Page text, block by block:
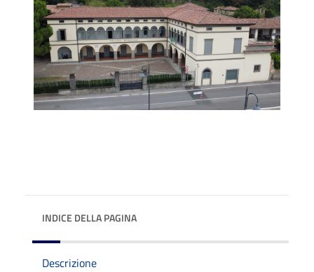
INDICE DELLA PAGINA
Descrizione